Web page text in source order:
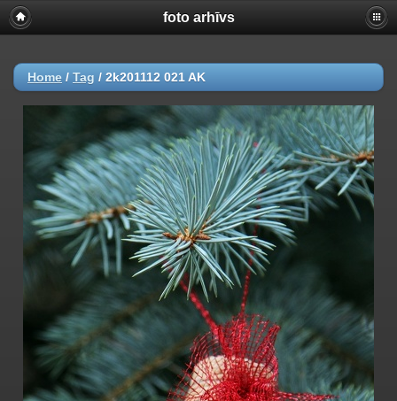
foto arhīvs
Home / Tag / 2k201112 021 AK